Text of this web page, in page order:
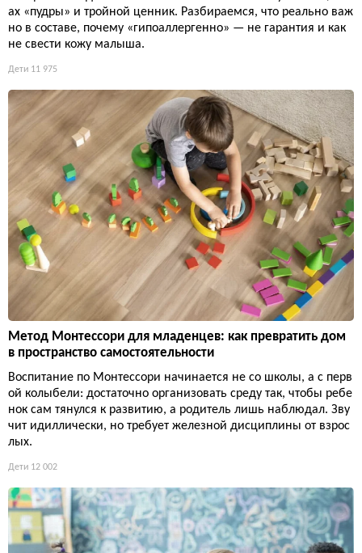
ах «пудры» и тройной ценник. Разбираемся, что реально важ
но в составе, почему «гипоаллергенно» — не гарантия и как
не свести кожу малыша.
Дети 11 975
Метод Монтессори для младенцев: как превратить дом
в пространство самостоятельности
Воспитание по Монтессори начинается не со школы, а с перв
ой колыбели: достаточно организовать среду так, чтобы ребе
нок сам тянулся к развитию, а родитель лишь наблюдал. Зву
чит идиллически, но требует железной дисциплины от взрос
лых.
Дети 12 002